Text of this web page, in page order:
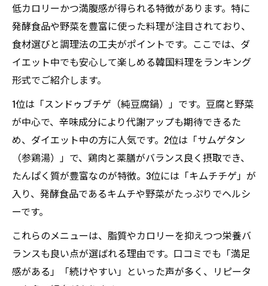
低カロリーかつ満腹感が得られる特徴があります。特に
発酵食品や野菜を豊富に使った料理が注目されており、
食材選びと調理法の工夫がポイントです。ここでは、ダ
イエット中でも安心して楽しめる韓国料理をランキング
形式でご紹介します。
1位は「スンドゥブチゲ（純豆腐鍋）」です。豆腐と野菜
が中心で、辛味成分により代謝アップも期待できるた
め、ダイエット中の方に人気です。2位は「サムゲタン
（参鶏湯）」で、鶏肉と薬膳がバランス良く摂取でき、
たんぱく質が豊富なのが特徴。3位には「キムチチゲ」が
入り、発酵食品であるキムチや野菜がたっぷりでヘルシ
ーです。
これらのメニューは、脂質やカロリーを抑えつつ栄養バ
ランスも良い点が選ばれる理由です。口コミでも「満足
感がある」「続けやすい」といった声が多く、リピータ